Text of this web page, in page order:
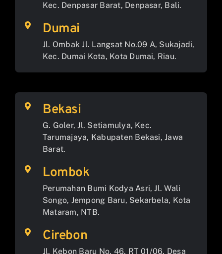
Kec. Denpasar Barat, Denpasar, Bali.
Dumai
Jl. Ombak Jl. Langsat No.09 A, Sukajadi,
Kec. Dumai Kota, Kota Dumai, Riau.
Bekasi
G. Goler, Jl. Setiamulya, Kec.
Tarumajaya, Kabupaten Bekasi, Jawa
Barat.
Lombok
Perumahan Bumi Kodya Asri, Jl. Wali
Songo, Jempong Baru, Sekarbela, Kota
Mataram, NTB.
Cirebon
Jl. Kebon Baru No. 46, RT 01/06, Desa